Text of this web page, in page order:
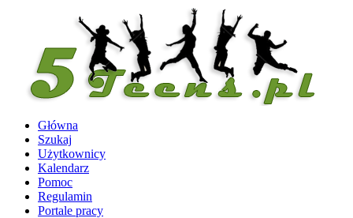
Główna
Szukaj
Użytkownicy
Kalendarz
Pomoc
Regulamin
Portale pracy